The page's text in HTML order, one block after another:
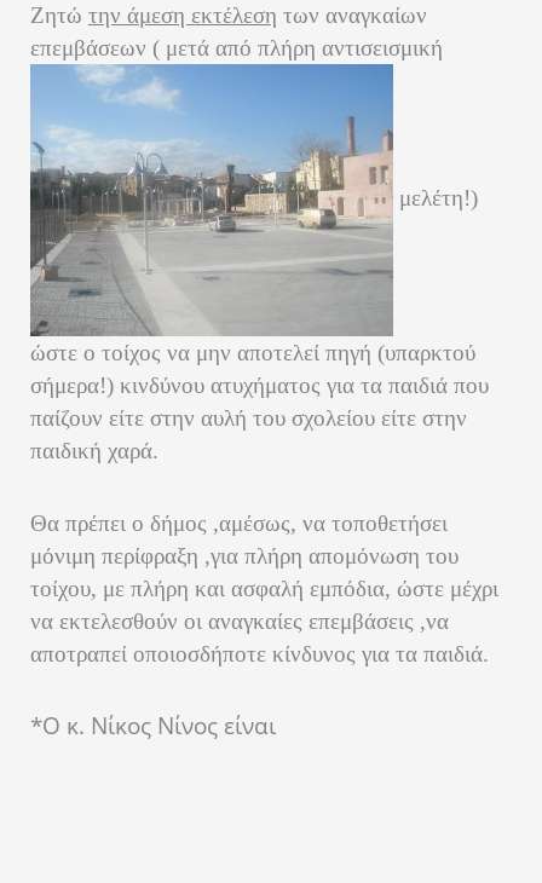
Ζητώ την άμεση εκτέλεση των αναγκαίων
επεμβάσεων ( μετά από πλήρη αντισεισμική
μελέτη!)
ώστε ο τοίχος να μην αποτελεί πηγή (υπαρκτού
σήμερα!) κινδύνου ατυχήματος για τα παιδιά που
παίζουν είτε στην αυλή του σχολείου είτε στην
παιδική χαρά.
Θα πρέπει ο δήμος ,αμέσως, να τοποθετήσει
μόνιμη περίφραξη ,για πλήρη απομόνωση του
τοίχου, με πλήρη και ασφαλή εμπόδια, ώστε μέχρι
να εκτελεσθούν οι αναγκαίες επεμβάσεις ,να
αποτραπεί οποιοσδήποτε κίνδυνος για τα παιδιά.
*Ο κ. Νίκος Νίνος είναι